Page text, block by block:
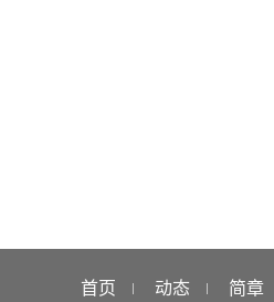
首页 动态 简章